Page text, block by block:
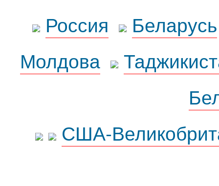
Россия
Беларусь
Молдова
США-